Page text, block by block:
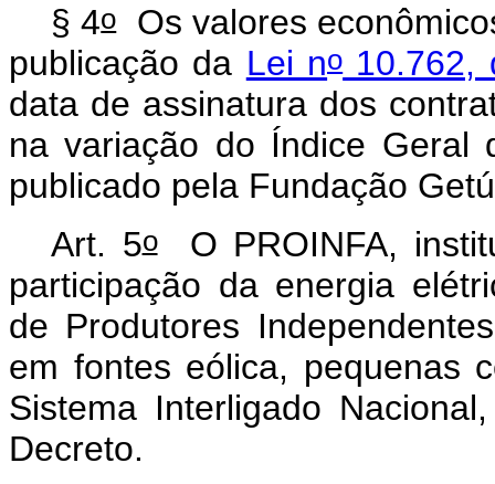
§ 4oOs valores
publicação da Lei no10.762,
data de assinatura dos
na variação do Índice Geral
publicado pela Fundação
Art. 5oO PROINFA,
participação da energia
de Produtores
em fontes eólica, pequenas
Sistema Interligado
Decreto.